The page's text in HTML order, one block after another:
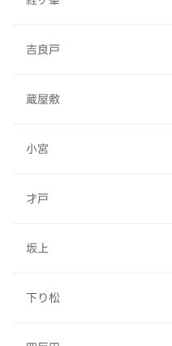
吉良戸
蔵屋敷
小宮
才戸
坂上
下り松